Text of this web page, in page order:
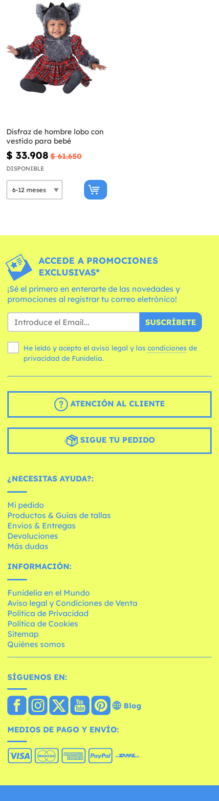
Disfraz de hombre lobo con
vestido para bebé
$ 33.908 $ 61.650
DISPONIBLE
ACCEDE A PROMOCIONES
EXCLUSIVAS*
¡Sé el primero en enterarte de las novedades y
promociones al registrar tu correo eletrónico!
SUSCRÍBETE
He leído y acepto el aviso legal y las condiciones
privacidad de Funidelia.
ATENCIÓN AL CLIENTE
SIGUE TU PEDIDO
¿NECESITAS AYUDA?:
Mi pedido
Productos & Guías de tallas
Envíos & Entregas
Devoluciones
Más dudas
INFORMACIÓN:
Funidelia en el Mundo
Aviso legal y Condiciones de Venta
Política de Privacidad
Política de Cookies
Sitemap
Quiénes somos
SÍGUENOS EN:
Blog
MEDIOS DE PAGO Y ENVÍO: